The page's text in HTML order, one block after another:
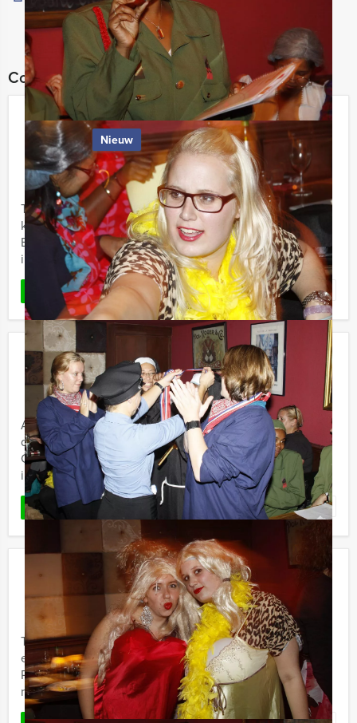
Combineer dit uitje met:
La Casa de Papel VR Dinerspel Delft
Nieuw
Vanaf€ 66,50 p.p. excl. BTW
Vanaf 12 personen ‐ 3 uur en 30 minuten
Teambuilding, lekker eten én een unieke ervaring
komen samen bij de VR-lunchgames van Prinsenstad
Events. In hartje Delft wordt uw gezelschap ontvangen
in een Leuk ...
LEES MEER Favoriet
Crime City Lunch Game in Delft
Vanaf€ 62,50 p.p. excl. BTW
Vanaf 12 personen ‐ 5 uur
Altijd al eens in de huid willen kruipen van een
doorgewinterde crimineel? Dit is jullie kans! Tijdens de
Crime City Lunch van Prinsenstad Events kunnen jullie
in groepen ...
LEES MEER Favoriet
VR Moorddiner in Delft
Vanaf€ 66,50 p.p. excl. BTW
Vanaf 12 personen ‐ 3 uur
Teambuilding, een heerlijk diner en een bijzondere
ervaring komen samen bij het VR Dinnergame van
Prinsenstad Events. U wordt ontvangen in een sfeervol
restaurant in het ...